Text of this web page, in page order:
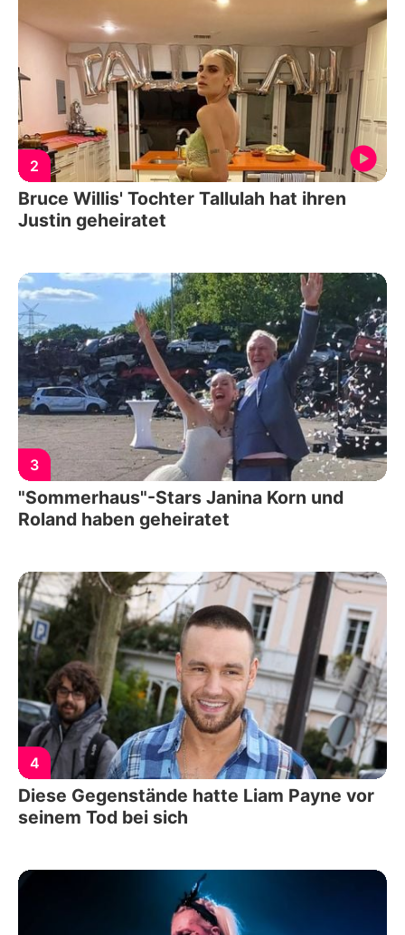
2
Bruce Willis' Tochter Tallulah hat ihren
Justin geheiratet
3
"Sommerhaus"-Stars Janina Korn und
Roland haben geheiratet
4
Diese Gegenstände hatte Liam Payne vor
seinem Tod bei sich